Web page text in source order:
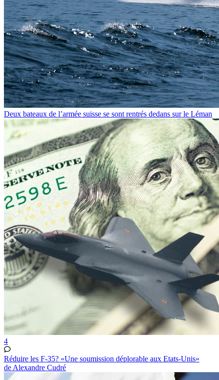
Deux bateaux de l’armée suisse se sont rentrés dedans sur le Léman
4
Réduire les F-35? «Une soumission déplorable aux Etats-Unis»
de Alexandre Cudré